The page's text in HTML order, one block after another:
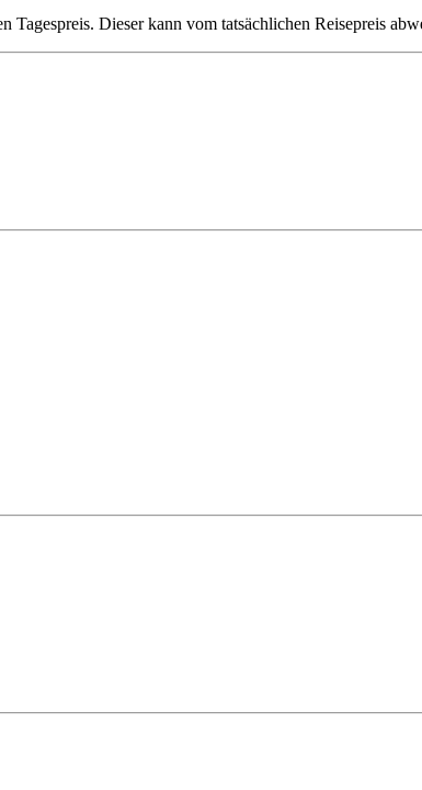
Tagespreis. Dieser kann vom tatsächlichen Reisepreis